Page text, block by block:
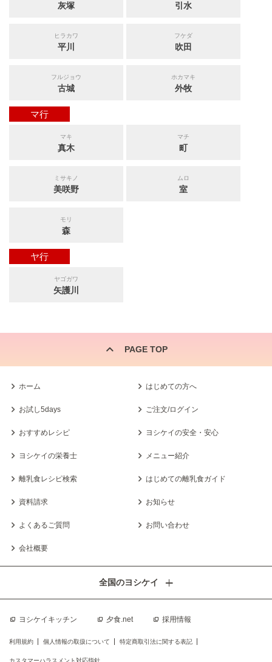
灰塚 引水
ヒラカワ
平川
フケダ
吹田
フルジョウ
古城
ホカマキ
外牧
マ行
マキ
真木
マチ
町
ミサキノ
美咲野
ムロ
室
モリ
森
ヤ行
ヤゴガワ
矢護川
PAGE TOP
ホーム はじめての方へ
お試し5days ご注文/ログイン
おすすめレシピ ヨシケイの安全・安心
ヨシケイの栄養士 メニュー紹介
離乳食レシピ検索 はじめての離乳食ガイド
資料請求 お知らせ
よくあるご質問 お問い合わせ
会社概要
ヨシケイキッチン 夕食.net 採用情報
全国のヨシケイ
利用規約 個人情報の取扱について 特定商取引法に関する表記
カスタマーハラスメント対応指針